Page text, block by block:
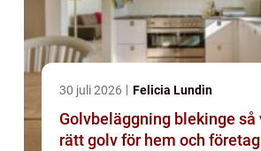
30 juli 2026 Felicia Lundin
Golvbeläggning blekinge så väljer du
rätt golv för hem och företag